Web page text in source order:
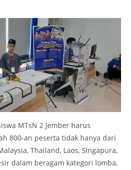
MTsN 2 Jember harus
800-an peserta tidak hanya dari
Thailand, Laos, Singapura,
dalam beragam kategori lomba,